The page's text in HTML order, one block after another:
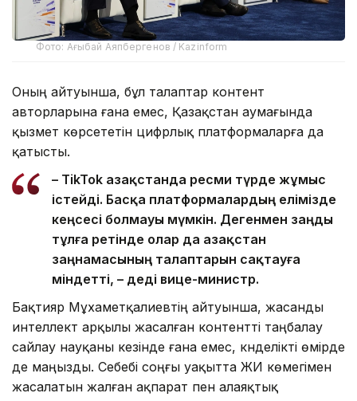
Фото: Ағыбай Аяпбергенов / Kazinform
Оның айтуынша, бұл талаптар контент
авторларына ғана емес, Қазақстан аумағында
қызмет көрсететін цифрлық платформаларға да
қатысты.
– TikTok Қазақстанда ресми түрде жұмыс
істейді. Басқа платформалардың елімізде
кеңсесі болмауы мүмкін. Дегенмен заңды
тұлға ретінде олар да Қазақстан
заңнамасының талаптарын сақтауға
міндетті, – деді вице-министр.
Бақтияр Мұхаметқалиевтің айтуынша, жасанды
интеллект арқылы жасалған контентті таңбалау
сайлау науқаны кезінде ғана емес, күнделікті өмірде
де маңызды. Себебі соңғы уақытта ЖИ көмегімен
жасалатын жалған ақпарат пен алаяқтық